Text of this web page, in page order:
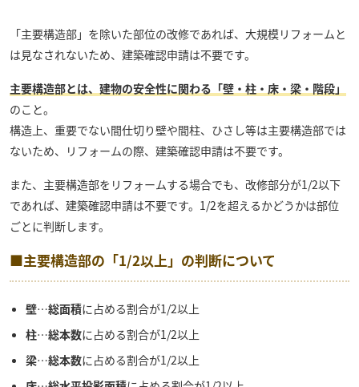
「主要構造部」を除いた部位の改修であれば、大規模リフォームと
は見なされないため、建築確認申請は不要です。
主要構造部とは、建物の安全性に関わる「壁・柱・床・梁・階段」
のこと。
構造上、重要でない間仕切り壁や間柱、ひさし等は主要構造部では
ないため、リフォームの際、建築確認申請は不要です。
また、主要構造部をリフォームする場合でも、改修部分が1/2以下
であれば、建築確認申請は不要です。1/2を超えるかどうかは部位
ごとに判断します。
■主要構造部の「1/2以上」の判断について
壁…総面積に占める割合が1/2以上
柱…総本数に占める割合が1/2以上
梁…総本数に占める割合が1/2以上